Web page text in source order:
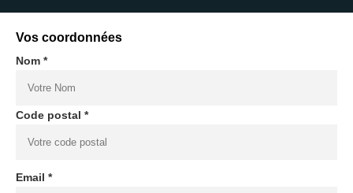
Vos coordonnées
Nom *
Code postal *
Email *